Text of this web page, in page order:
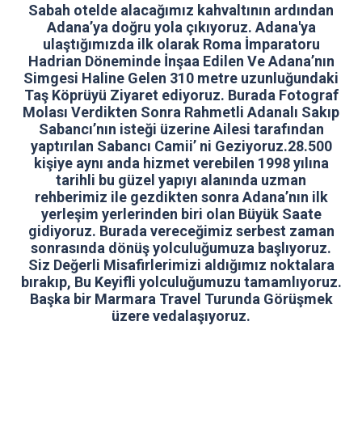
Sabah otelde alacağımız kahvaltının ardından
Adana’ya doğru yola çıkıyoruz. Adana'ya
ulaştığımızda ilk olarak Roma İmparatoru
Hadrian Döneminde İnşaa Edilen Ve Adana’nın
Simgesi Haline Gelen 310 metre uzunluğundaki
Taş Köprüyü Ziyaret ediyoruz. Burada Fotograf
Molası Verdikten Sonra Rahmetli Adanalı Sakıp
Sabancı’nın isteği üzerine Ailesi tarafından
yaptırılan Sabancı Camii’ ni Geziyoruz.28.500
kişiye aynı anda hizmet verebilen 1998 yılına
tarihli bu güzel yapıyı alanında uzman
rehberimiz ile gezdikten sonra Adana’nın ilk
yerleşim yerlerinden biri olan Büyük Saate
gidiyoruz. Burada vereceğimiz serbest zaman
sonrasında dönüş yolculuğumuza başlıyoruz.
Siz Değerli Misafirlerimizi aldığımız noktalara
bırakıp, Bu Keyifli yolculuğumuzu tamamlıyoruz.
Başka bir Marmara Travel Turunda Görüşmek
üzere vedalaşıyoruz.